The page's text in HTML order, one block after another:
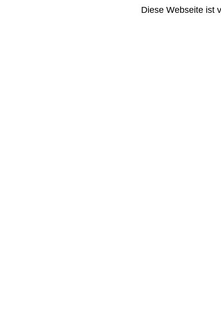
Diese Webseite ist